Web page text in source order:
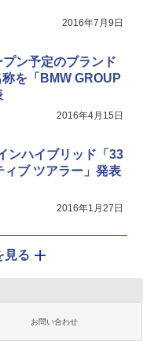
2016年7月9日
ン予定のブランド
を「BMW GROUP
2016年4月15日
ンハイブリッド「33
ブ ツアラー」発表
2016年1月27日
見る
お問い合わせ